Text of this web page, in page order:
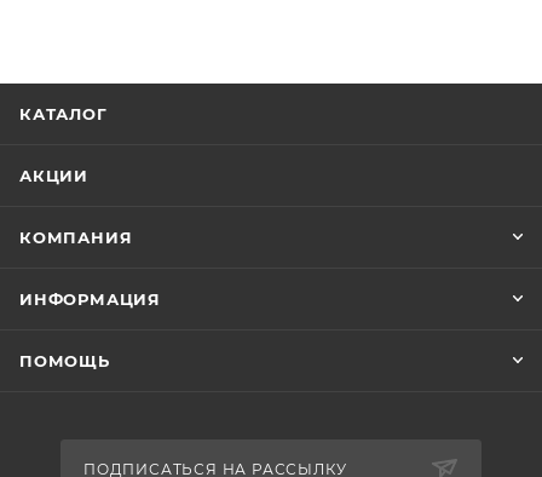
КАТАЛОГ
АКЦИИ
КОМПАНИЯ
ИНФОРМАЦИЯ
ПОМОЩЬ
ПОДПИСАТЬСЯ НА РАССЫЛКУ